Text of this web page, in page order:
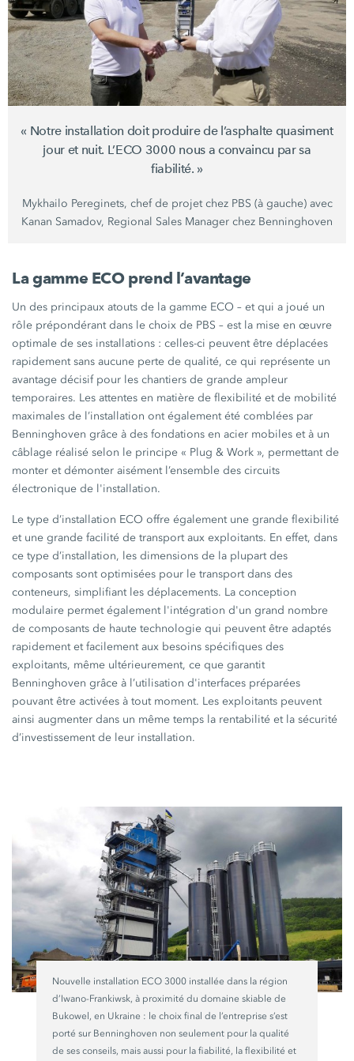
« Notre installation doit produire de l’asphalte quasiment
jour et nuit. L’ECO 3000 nous a convaincu par sa
fiabilité. »
Mykhailo Pereginets, chef de projet chez PBS (à gauche) avec
Kanan Samadov, Regional Sales Manager chez Benninghoven
La gamme ECO prend l’avantage
Un des principaux atouts de la gamme ECO – et qui a joué un
rôle prépondérant dans le choix de PBS – est la mise en œuvre
optimale de ses installations : celles-ci peuvent être déplacées
rapidement sans aucune perte de qualité, ce qui représente un
avantage décisif pour les chantiers de grande ampleur
temporaires. Les attentes en matière de flexibilité et de mobilité
maximales de l’installation ont également été comblées par
Benninghoven grâce à des fondations en acier mobiles et à un
câblage réalisé selon le principe « Plug & Work », permettant de
monter et démonter aisément l’ensemble des circuits
électronique de l'installation.
Le type d’installation ECO offre également une grande flexibilité
et une grande facilité de transport aux exploitants. En effet, dans
ce type d’installation, les dimensions de la plupart des
composants sont optimisées pour le transport dans des
conteneurs, simplifiant les déplacements. La conception
modulaire permet également l'intégration d'un grand nombre
de composants de haute technologie qui peuvent être adaptés
rapidement et facilement aux besoins spécifiques des
exploitants, même ultérieurement, ce que garantit
Benninghoven grâce à l’utilisation d'interfaces préparées
pouvant être activées à tout moment. Les exploitants peuvent
ainsi augmenter dans un même temps la rentabilité et la sécurité
d’investissement de leur installation.
Nouvelle installation ECO 3000installée dans la région
d’Iwano-Frankiwsk, à proximité du domaine skiable de
Bukowel, en Ukraine : le choix final de l’entreprise s’est
porté sur Benninghoven non seulement pour la qualité
de ses conseils, mais aussi pour la fiabilité, la flexibilité et